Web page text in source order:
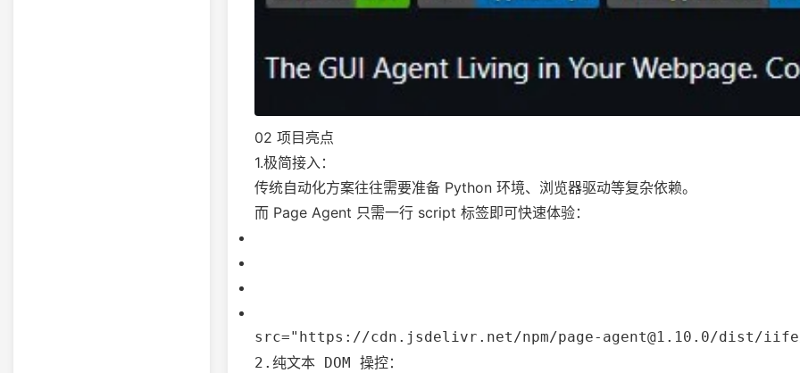
02 项目亮点
1.极简接入：
传统自动化方案往往需要准备 Python 环境、浏览器驱动等复杂依赖。
而 Page Agent 只需一行 script 标签即可快速体验：
src="https://cdn.jsdelivr.net/npm/page-agent@1.10.0/dist/
2.纯文本 DOM 操控：